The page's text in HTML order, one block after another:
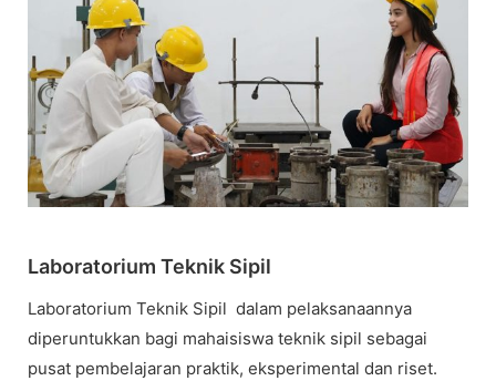
Laboratorium Teknik Sipil
Laboratorium Teknik Sipil dalam pelaksanaannya
diperuntukkan bagi mahaisiswa teknik sipil sebagai
pusat pembelajaran praktik, eksperimental dan riset.